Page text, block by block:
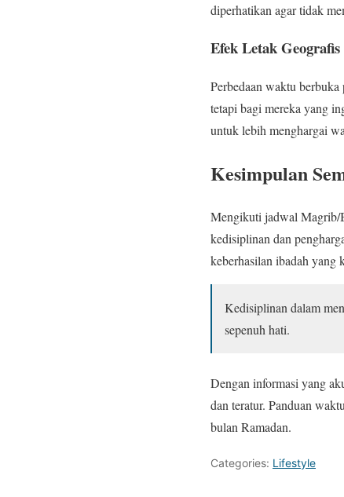
diperhatikan agar tidak
Efek Letak
Perbedaan waktu
tetapi bagi mereka yang
untuk lebih menghargai
Kesimpulan
Mengikuti jadwal Magrib/
kedisiplinan dan
keberhasilan ibadah yang
Kedisiplinan dalam
sepenuh hati.
Dengan informasi yang
dan teratur. Panduan
bulan Ramadan.
Categories: Lifestyle